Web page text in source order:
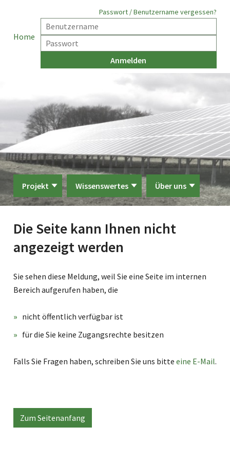
Home
Passwort / Benutzername vergessen?
Projekt Wissenswertes Über uns
Die Seite kann Ihnen nicht
angezeigt werden
Sie sehen diese Meldung, weil Sie eine Seite im internen
Bereich aufgerufen haben, die
nicht öffentlich verfügbar ist
für die Sie keine Zugangsrechte besitzen
Falls Sie Fragen haben, schreiben Sie uns bitte eine E-Mail.
Zum Seitenanfang